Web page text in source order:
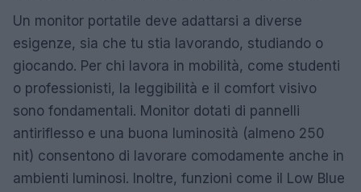
Un monitor portatile deve adattarsi a diverse
esigenze, sia che tu stia lavorando, studiando o
giocando. Per chi lavora in mobilità, come studenti
o professionisti, la leggibilità e il comfort visivo
sono fondamentali. Monitor dotati di pannelli
antiriflesso e una buona luminosità (almeno 250
nit) consentono di lavorare comodamente anche in
ambienti luminosi. Inoltre, funzioni come il Low Blue